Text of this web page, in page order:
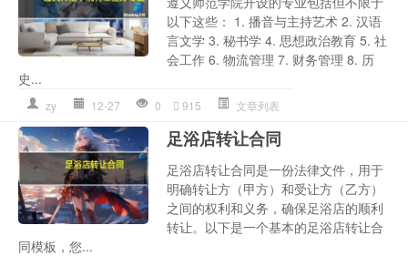
以下这些： 1. 播音与主持艺术 2. 汉语
言文学 3. 秘书学 4. 思想政治教育 5. 社
会工作 6. 物流管理 7. 财务管理 8. 历
史...
zy 12-27 0 915 文章列表
足浴店转让合同
足浴店转让合同是一份法律文件，用于
明确转让方（甲方）和受让方（乙方）
之间的权利和义务，确保足浴店的顺利
转让。以下是一个基本的足浴店转让合
同模板，您...